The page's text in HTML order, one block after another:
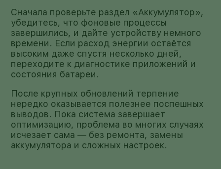
Сначала проверьте раздел «Аккумулятор»,
убедитесь, что фоновые процессы
завершились, и дайте устройству немного
времени. Если расход энергии остаётся
высоким даже спустя несколько дней,
переходите к диагностике приложений и
состояния батареи.
После крупных обновлений терпение
нередко оказывается полезнее поспешных
выводов. Пока система завершает
оптимизацию, проблема во многих случаях
исчезает сама — без ремонта, замены
аккумулятора и сложных настроек.